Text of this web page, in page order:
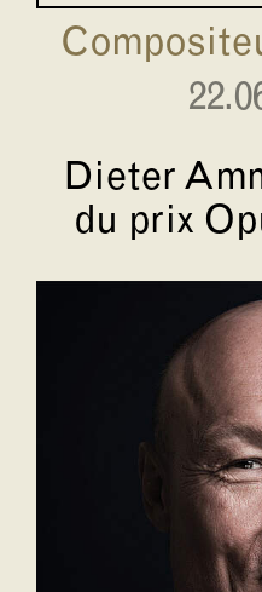
Dieter
du prix